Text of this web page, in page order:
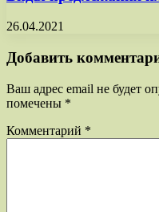
26.04.2021
Добавить
Ваш адрес email не будет
помечены *
Комментарий *